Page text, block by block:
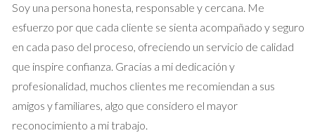
ejemplo sería organizar una cena informal en el comedor,
decorando la mesa con flores frescas y velas.
Reunión con amigos
Las reuniones con amigos son una excelente oportunidad para
mostrar tu hogar. Prepara aperitivos fáciles de comer y
asegúrate de tener suficientes bebidas frías. Un área al aire
Soy una persona honesta, responsable y cercana. Me
esfuerzo por que cada cliente se sienta acompañado y seguro
en cada paso del proceso, ofreciendo un servicio de calidad
que inspire confianza. Gracias a mi dedicación y
profesionalidad, muchos clientes me recomiendan a sus
amigos y familiares, algo que considero el mayor
reconocimiento a mi trabajo.